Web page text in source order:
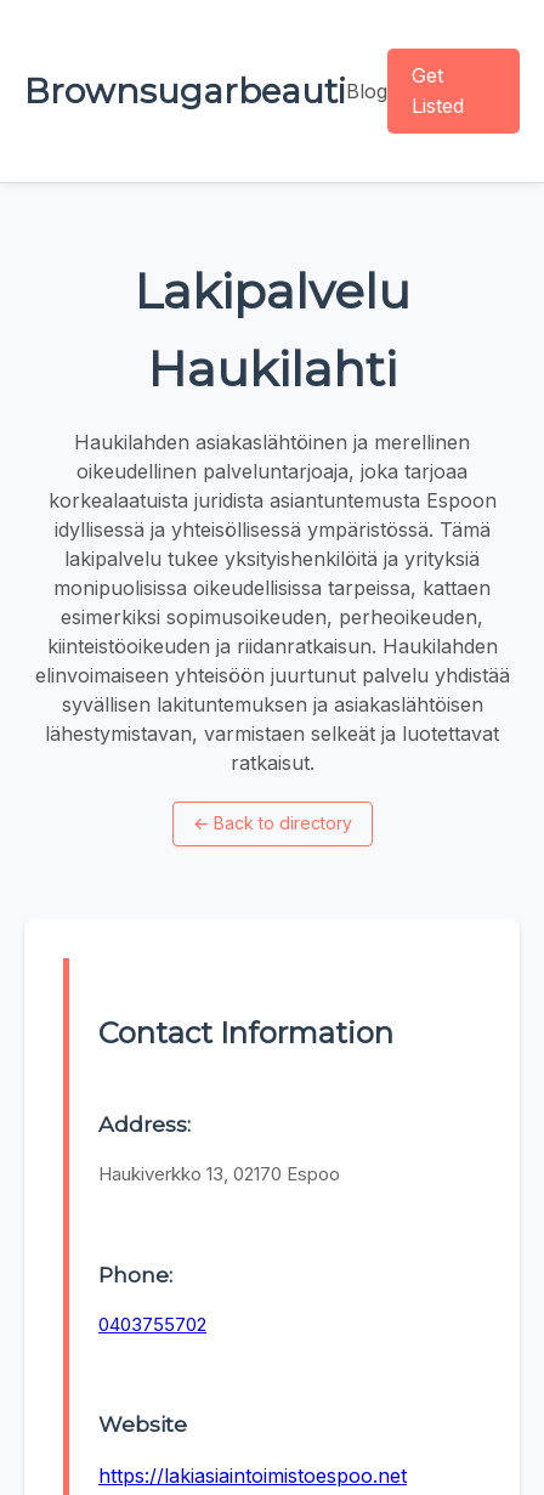
BrownsugarbeautiBlog
Get
Listed
Lakipalvelu
Haukilahti
Haukilahden asiakaslähtöinen ja merellinen
oikeudellinen palveluntarjoaja, joka tarjoaa
korkealaatuista juridista asiantuntemusta Espoon
idyllisessä ja yhteisöllisessä ympäristössä. Tämä
lakipalvelu tukee yksityishenkilöitä ja yrityksiä
monipuolisissa oikeudellisissa tarpeissa, kattaen
esimerkiksi sopimusoikeuden, perheoikeuden,
kiinteistöoikeuden ja riidanratkaisun. Haukilahden
elinvoimaiseen yhteisöön juurtunut palvelu yhdistää
syvällisen lakituntemuksen ja asiakaslähtöisen
lähestymistavan, varmistaen selkeät ja luotettavat
ratkaisut.
← Back to directory
Contact Information
Address:
Haukiverkko 13, 02170 Espoo
Phone:
0403755702
Website
https://lakiasiaintoimistoespoo.net